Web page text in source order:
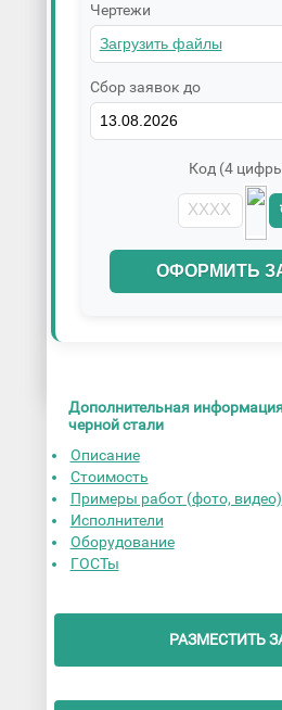
Чертежи
Сбор заявок до
Код (4
ОФОРМИТЬ
Дополнительная информация
черной стали
Описание
Стоимость
Примеры работ (фото, видео)
Исполнители
Оборудование
ГОСТы
РАЗМЕСТИТЬ